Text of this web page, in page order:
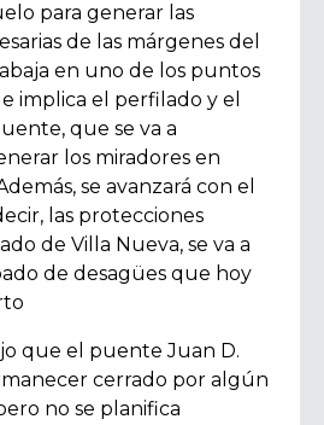
para generar las
de las márgenes del
en uno de los puntos
implica el perfilado y el
que se va a
los miradores en
se avanzará con el
las protecciones
de Villa Nueva, se va a
de desagües que hoy
que el puente Juan D.
cerrado por algún
no se planifica